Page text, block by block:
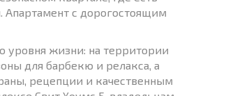
Апартамент с дорогостоящим
уровня жизни: на территории
для барбекю и релакса, а
рецепции и качественным